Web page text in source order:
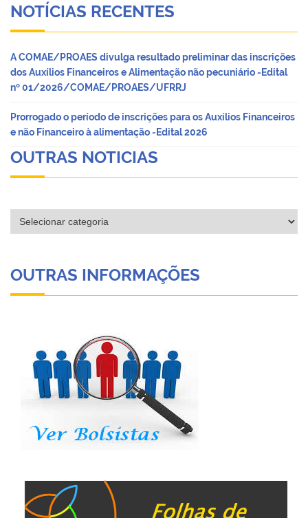
NOTÍCIAS RECENTES
A COMAE/PROAES divulga resultado preliminar das inscrições
dos Auxílios Financeiros e Alimentação não pecuniário -Edital
nº 01/2026/COMAE/PROAES/UFRRJ
Prorrogado o período de inscrições para os Auxílios Financeiros
e não Financeiro à alimentação -Edital 2026
OUTRAS NOTICIAS
Categorias
OUTRAS INFORMAÇÕES